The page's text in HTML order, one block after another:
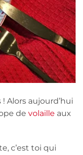
Alors aujourd’hui
de volaille aux
c’est toi qui